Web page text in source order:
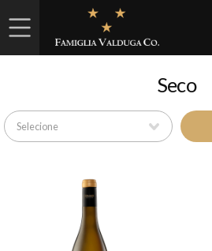
Seco